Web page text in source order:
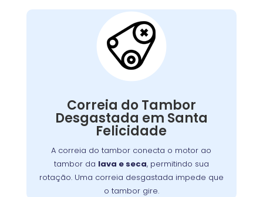
Correia do Tambor
Desgastada em Santa
Felicidade
A correia do tambor conecta o motor ao
tambor da lava e seca, permitindo sua
rotação. Uma correia desgastada impede que
o tambor gire.
Correia do Tambor
Desgastada:
correia do tambor
conecta o motor ao
máquina de lavar
tensão ou quebrar, resultando em um tambor
que não gira, ruídos estranhos ou ciclos
Substituir a correia desgastada é
máquina
. Verifique periodicamente e consulte
um técnico para a troca adequada, garantindo
maior durabilidade do equipamento